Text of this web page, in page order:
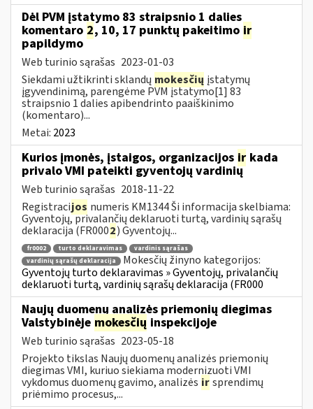
Dėl PVM įstatymo 83 straipsnio 1 dalies
komentaro 2, 10, 17 punktų pakeitimo ir
papildymo
Web turinio sąrašas 2023-01-03
Siekdami užtikrinti sklandų mokesčių įstatymų
įgyvendinimą, parengėme PVM įstatymo[1] 83
straipsnio 1 dalies apibendrinto paaiškinimo
(komentaro)...
Metai: 2023
Kurios įmonės, įstaigos, organizacijos ir kada
privalo VMI pateikti gyventojų vardinių
Web turinio sąrašas 2018-11-22
Registracijos numeris KM1344 Ši informacija skelbiama:
Gyventojų, privalančių deklaruoti turtą, vardinių sąrašų
deklaracija (FR0002) Gyventojų...
fr0002 turto deklaravimas
vardinis sąrašas
vardinių sąrašų deklaracija
Mokesčių žinyno kategorijos:
Gyventojų turto deklaravimas » Gyventojų, privalančių
deklaruoti turtą, vardinių sąrašų deklaracija (FR000
Naujų duomenų analizės priemonių diegimas
Valstybinėje mokesčių inspekcijoje
Web turinio sąrašas 2023-05-18
Projekto tikslas Naujų duomenų analizės priemonių
diegimas VMI, kuriuo siekiama modernizuoti VMI
vykdomus duomenų gavimo, analizės irsprendimų
priėmimo procesus,...